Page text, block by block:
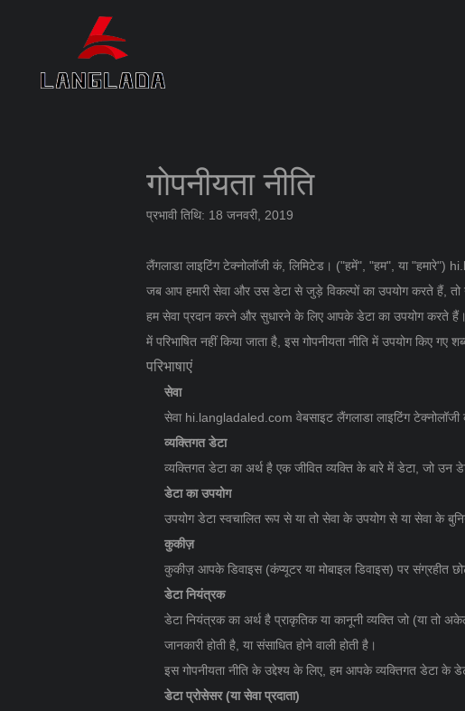
गोपनीयता नीति
प्रभावी तिथि: 18 जनवरी, 2019
लैंगलाडा लाइटिंग टेक्नोलॉजी कं, लिमिटेड। ("हमें", "हम", या
जब आप हमारी सेवा और उस डेटा से जुड़े विकल्पों का उपयोग करते हैं, तो
हम सेवा प्रदान करने और सुधारने के लिए आपके डेटा का उपयोग करते
में परिभाषित नहीं किया जाता है, इस गोपनीयता नीति में उपयोग किए
परिभाषाएं
सेवा
सेवा hi.langladaled.com वेबसाइट लैंगलाडा लाइटिंग टेक्नोलॉजी
व्यक्तिगत डेटा
व्यक्तिगत डेटा का अर्थ है एक जीवित व्यक्ति के बारे में डेटा, जो उन
डेटा का उपयोग
उपयोग डेटा स्वचालित रूप से या तो सेवा के उपयोग से या सेवा के
कुकीज़
कुकीज़ आपके डिवाइस (कंप्यूटर या मोबाइल डिवाइस) पर संग्रहीत
डेटा नियंत्रक
डेटा नियंत्रक का अर्थ है प्राकृतिक या कानूनी व्यक्ति जो (या तो
जानकारी होती है, या संसाधित होने वाली होती है।
इस गोपनीयता नीति के उद्देश्य के लिए, हम आपके व्यक्तिगत डेटा के
डेटा प्रोसेसर (या सेवा प्रदाता)